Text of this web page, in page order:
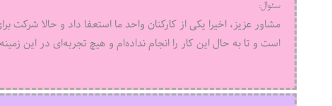
سئوال:
مشاور عزیز، اخیرا یکی از کارکنان واحد ما استعفا داد و حالا
است و تا به حال این کار را انجام نداده‌ام و هیچ تجربه‌ای در این